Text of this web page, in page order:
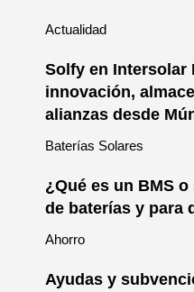
Actualidad
Solfy en Intersolar
innovación,
alianzas desde
Baterías Solares
¿Qué es un BMS
de baterías y para
Ahorro
Ayudas y